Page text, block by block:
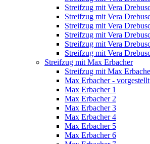
Streifzug mit Vera
Streifzug mit Vera
Streifzug mit Vera
Streifzug mit Vera
Streifzug mit Vera
Streifzug mit Vera
Streifzug mit Max Erbacher
Streifzug mit Max
Max Erbacher - vorgestellt
Max Erbacher 1
Max Erbacher 2
Max Erbacher 3
Max Erbacher 4
Max Erbacher 5
Max Erbacher 6